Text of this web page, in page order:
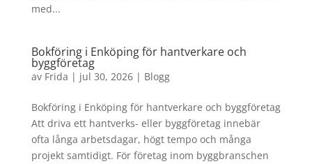
med...
Bokföring i Enköping för hantverkare och
byggföretag
av Frida | jul 30, 2026| Blogg
Bokföring i Enköping för hantverkare och byggföretag
Att driva ett hantverks- eller byggföretag innebär
ofta långa arbetsdagar, högt tempo och många
projekt samtidigt. För företag inom byggbranschen